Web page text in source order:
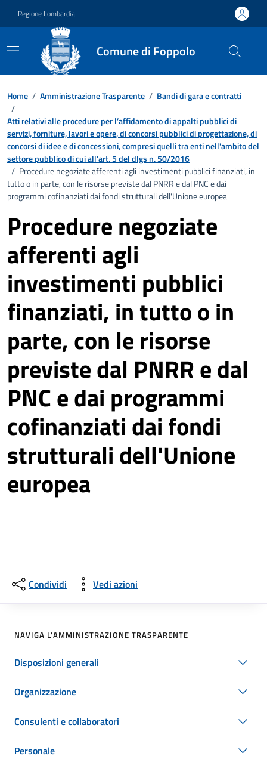
Regione Lombardia
Comune di Foppolo
Home / Amministrazione Trasparente / Bandi di gara e contratti
/
Atti relativi alle procedure per l’affidamento di appalti pubblici di
servizi, forniture, lavori e opere, di concorsi pubblici di progettazione, di
concorsi di idee e di concessioni, compresi quelli tra enti nell'ambito del
settore pubblico di cui all'art. 5 del dlgs n. 50/2016
/ Procedure negoziate afferenti agli investimenti pubblici finanziati, in
tutto o in parte, con le risorse previste dal PNRR e dal PNC e dai
programmi cofinanziati dai fondi strutturali dell'Unione europea
Procedure negoziate
afferenti agli
investimenti pubblici
finanziati, in tutto o in
parte, con le risorse
previste dal PNRR e dal
PNC e dai programmi
cofinanziati dai fondi
strutturali dell'Unione
europea
Condividi Vedi azioni
NAVIGA L'AMMINISTRAZIONE TRASPARENTE
Disposizioni generali
Organizzazione
Consulenti e collaboratori
Personale